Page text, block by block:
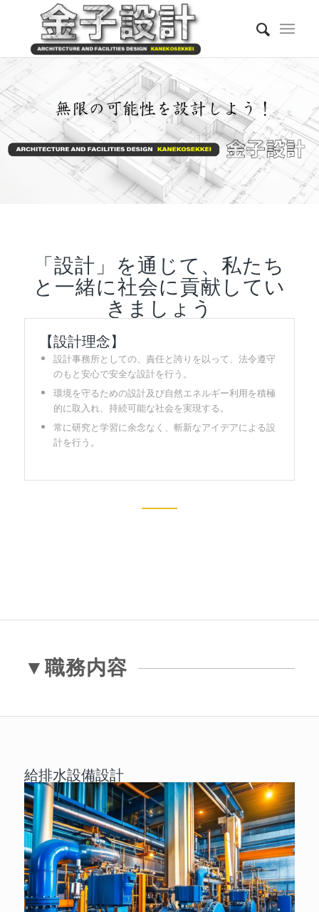
「設計」を通じて、私たち
と一緒に社会に貢献してい
きましょう
【設計理念】
設計事務所としての、責任と誇りを以って、法令遵守
のもと安心で安全な設計を行う。
環境を守るための設計及び自然エネルギー利用を積極
的に取入れ、持続可能な社会を実現する。
常に研究と学習に余念なく、斬新なアイデアによる設
計を行う。
▼職務内容
給排水設備設計